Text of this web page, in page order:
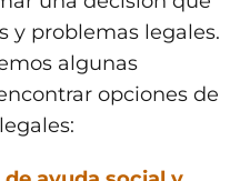
y problemas legales.
algunas
opciones de